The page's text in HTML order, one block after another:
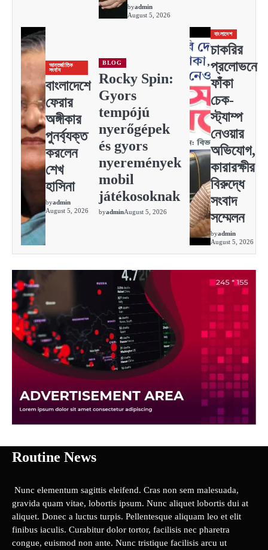
byadmin
August 5, 2026
আন্তর্জাতিক
সংবাদ
বাংলাদেশে
ফেরার
অঙ্গীকার
পুনর্ব্যক্ত
করলেন
শেখ
হাসিনা
byadmin
August 5, 2026
BLOG
Rocky Spin:
Gyors
tempójú
nyerőgépek
és gyors
nyeremények
mobil
játékosoknak
byadminAugust 5, 2026
বাংলাদেশ
চাকরির
প্রলোভনে
ফাঁকা
চেক-
স্ট্যাম্প
নেওয়ার
অভিযোগ,
কারারক্ষীর
বিরুদ্ধে
সংবাদ
সম্মেলন
byadmin
August 5, 2026
Routine News
Nunc elementum sagittis eleifend. Cras non sem malesuada,
gravida quam vitae, lobortis ipsum. Nunc aliquet lobortis dui at
aliquet. Donec a luctus turpis. Pellentesque aliquam leo et elit
finibus iaculis. Curabitur dolor tortor, facilisis nec pharetra
congue, euismod non ante. Nunc tristique facilisis arcu ut